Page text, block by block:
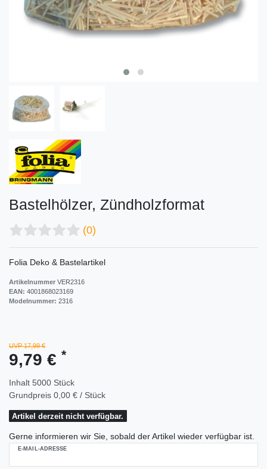
Bastelhölzer, Zündholzformat
(0)
Folia Deko & Bastelartikel
Artikelnummer VER2316
EAN: 4001868023169
Modelnummer: 2316
UVP 17,99 €
9,79 € *
Inhalt 5000 Stück
Grundpreis 0,00 € / Stück
Artikel derzeit nicht verfügbar.
Gerne informieren wir Sie, sobald der Artikel wieder verfügbar ist.
E-MAIL-ADRESSE